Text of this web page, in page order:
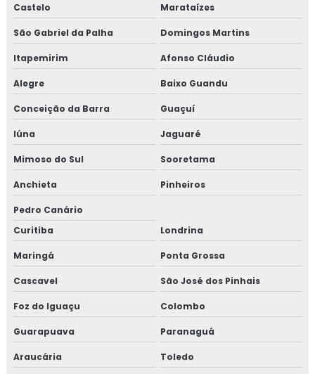
Castelo Marataízes
São Gabriel da Palha Domingos Martins
Itapemirim Afonso Cláudio
Alegre Baixo Guandu
Conceição da Barra Guaçuí
Iúna Jaguaré
Mimoso do Sul Sooretama
Anchieta Pinheiros
Pedro Canário
Curitiba
Londrina
Maringá Ponta Grossa
Cascavel São José dos Pinhais
Foz do Iguaçu Colombo
Guarapuava Paranaguá
Araucária Toledo